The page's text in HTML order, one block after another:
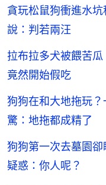
貪玩松鼠狗衝進水
說：判若兩汪
拉布拉多犬被餵苦
竟然開始假吃
狗狗在和大地拖玩
驚：地拖都成精了
狗狗第一次去墓園
疑惑：你人呢？